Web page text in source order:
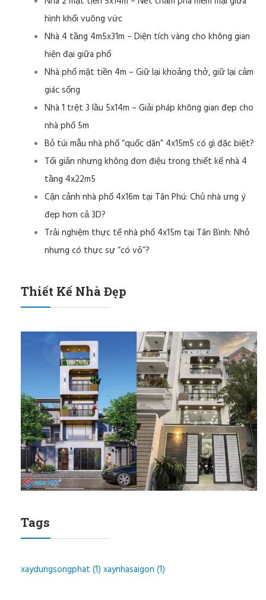
hình khối vuông vức
Nhà 4 tầng 4m5x31m – Diện tích vàng cho không gian
hiện đại giữa phố
Nhà phố mặt tiền 4m – Giữ lại khoảng thở, giữ lại cảm
giác sống
Nhà 1 trệt 3 lầu 5x14m – Giải pháp không gian đẹp cho
nhà phố 5m
Bỏ túi mẫu nhà phố “quốc dân” 4x15m5 có gì đặc biệt?
Tối giản nhưng không đơn điệu trong thiết kế nhà 4
tầng 4x22m5
Cận cảnh nhà phố 4x16m tại Tân Phú: Chủ nhà ưng ý
đẹp hơn cả 3D?
Trải nghiệm thực tế nhà phố 4x15m tại Tân Bình: Nhỏ
nhưng có thực sự “có võ”?
Thiết Kế Nhà Đẹp
Tags
xaydungsongphat (1) xaynhasaigon (1)